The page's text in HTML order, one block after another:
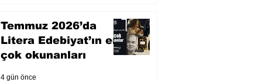
Temmuz 2026’da
Litera Edebiyat’ın en
çok okunanları
4 gün önce